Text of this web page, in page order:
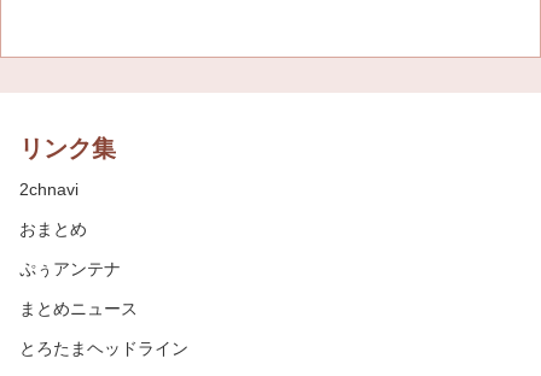
リンク集
2chnavi
おまとめ
ぷぅアンテナ
まとめニュース
とろたまヘッドライン